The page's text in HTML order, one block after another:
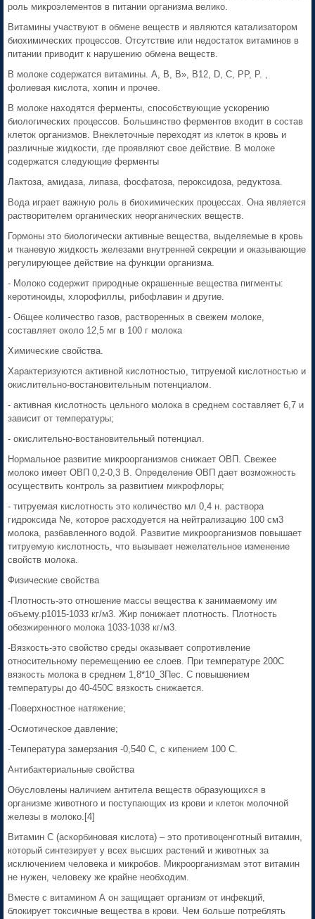
роль микроэлементов в питании организма велико.
Витамины участвуют в обмене веществ и являются катализатором
биохимических процессов. Отсутствие или недостаток витаминов в
питании приводит к нарушению обмена веществ.
В молоке содержатся витамины. А, В, В», В12, D, С, РР, Р. ,
фолиевая кислота, хопин и прочее.
В молоке находятся ферменты, способствующие ускорению
биологических процессов. Большинство ферментов входит в состав
клеток организмов. Внеклеточные переходят из клеток в кровь и
различные жидкости, где проявляют свое действие. В молоке
содержатся следующие ферменты
Лактоза, амидаза, липаза, фосфатоза, пероксидоза, редуктоза.
Вода играет важную роль в биохимических процессах. Она является
растворителем органических неорганических веществ.
Гормоны это биологически активные вещества, выделяемые в кровь
и тканевую жидкость железами внутренней секреции и оказывающие
регулирующее действие на функции организма.
- Молоко содержит природные окрашенные вещества пигменты:
керотиноиды, хлорофиллы, рибофлавин и другие.
- Общее количество газов, растворенных в свежем молоке,
составляет около 12,5 мг в 100 г молока
Химические свойства.
Характеризуются активной кислотностью, титруемой кислотностью и
окислительно-востановительным потенциалом.
- активная кислотность цельного молока в среднем составляет 6,7 и
зависит от температуры;
- окислительно-востановительный потенциал.
Нормальное развитие микроорганизмов снижает ОВП. Свежее
молоко имеет ОВП 0,2-0,3 В. Определение ОВП дает возможность
осуществить контроль за развитием микрофлоры;
- титруемая кислотность это количество мл 0,4 н. раствора
гидроксида Ne, которое расходуется на нейтрализацию 100 см3
молока, разбавленного водой. Развитие микроорганизмов повышает
титруемую кислотность, что вызывает нежелательное изменение
свойств молока.
Физические свойства
-Плотность-это отношение массы вещества к занимаемому им
объему.p1015-1033 кг/м3. Жир понижает плотность. Плотность
обезжиренного молока 1033-1038 кг/м3.
-Вязкость-это свойство среды оказывает сопротивление
относительному перемещению ее слоев. При температуре 200С
вязкость молока в среднем 1,8*10_3Пес. С повышением
температуры до 40-450С вязкость снижается.
-Поверхностное натяжение;
-Осмотическое давление;
-Температура замерзания -0,540 С, с кипением 100 С.
Антибактериальные свойства
Обусловлены наличием антитела веществ образующихся в
организме животного и поступающих из крови и клеток молочной
железы в молоко.[4]
Витамин С (аскорбиновая кислота) – это противоценготный витамин,
который синтезирует у всех высших растений и животных за
исключением человека и микробов. Микроорганизмам этот витамин
не нужен, человеку же крайне необходим.
Вместе с витамином А он защищает организм от инфекций,
блокирует токсичные вещества в крови. Чем больше потреблять